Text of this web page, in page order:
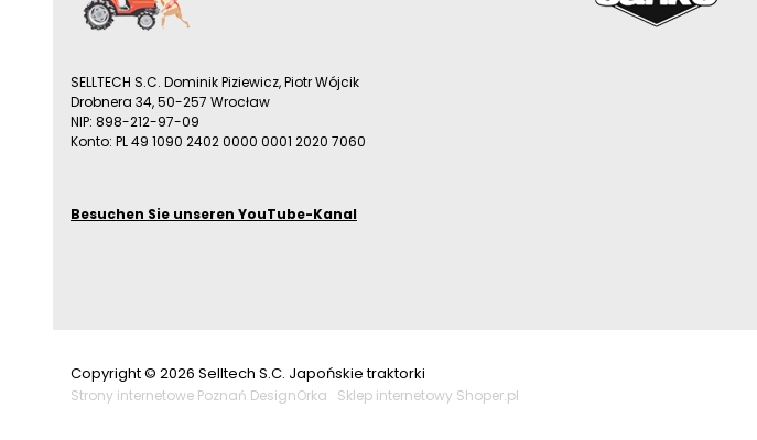
SELLTECH S.C. Dominik Piziewicz, Piotr Wójcik
Drobnera 34, 50-257 Wrocław
NIP: 898-212-97-09
Konto: PL 49 1090 2402 0000 0001 2020 7060
Besuchen Sie unseren YouTube-Kanal
Copyright © 2026 Selltech S.C. Japońskie traktorki
Strony internetowe Poznań DesignOrka Sklep internetowy Shoper.pl